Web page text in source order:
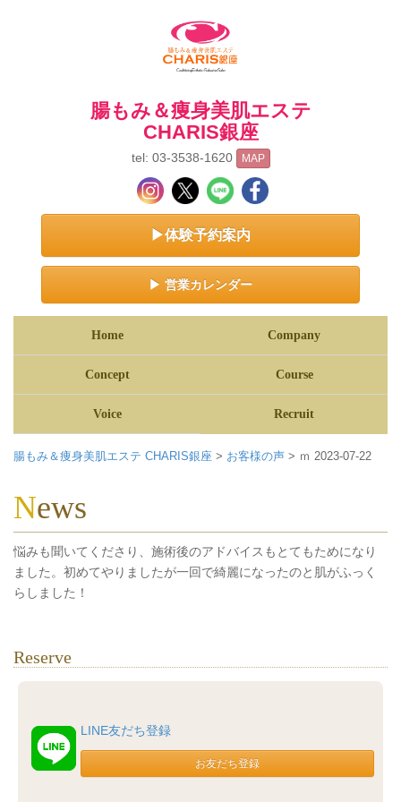
腸もみ＆痩身美肌エステ
CHARIS銀座
tel: 03-3538-1620 MAP
▶体験予約案内
▶ 営業カレンダー
Home Company
Concept Course
Voice Recruit
腸もみ＆痩身美肌エステ CHARIS銀座 > お客様の声 > ｍ 2023-07-22
News
悩みも聞いてくださり、施術後のアドバイスもとてもためになり
ました。初めてやりましたが一回で綺麗になったのと肌がふっく
らしました！
Reserve
LINE友だち登録